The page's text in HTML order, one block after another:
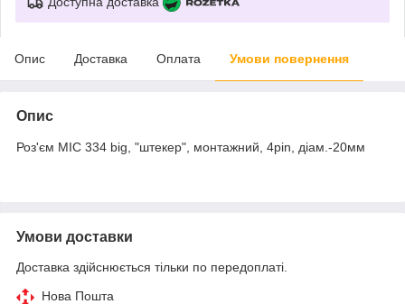
Опис Доставка Оплата Умови повернення
Опис
Роз'єм MIC 334 big, "штекер", монтажний, 4pin, діам.-20мм
Умови доставки
Доставка здійснюється тільки по передоплаті.
Нова Пошта